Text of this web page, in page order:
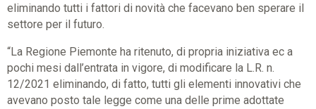
eliminando tutti i fattori di novità che facevano ben sperare il
settore per il futuro.
“La Regione Piemonte ha ritenuto, di propria iniziativa ec a
pochi mesi dall’entrata in vigore, di modificare la L.R. n.
12/2021 eliminando, di fatto, tutti gli elementi innovativi che
avevano posto tale legge come una delle prime adottate